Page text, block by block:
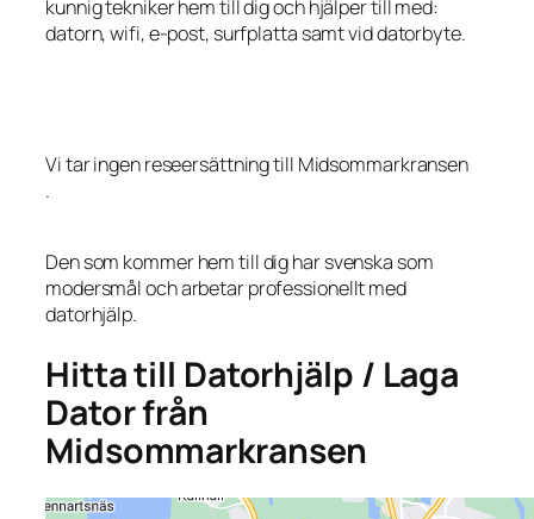
kunnig tekniker hem till dig och hjälper till med:
datorn, wifi, e-post, surfplatta samt vid datorbyte.
Vi tar ingen reseersättning till Midsommarkransen
.
Den som kommer hem till dig har svenska som
modersmål och arbetar professionellt med
datorhjälp.
Hitta till Datorhjälp / Laga
Dator från
Midsommarkransen